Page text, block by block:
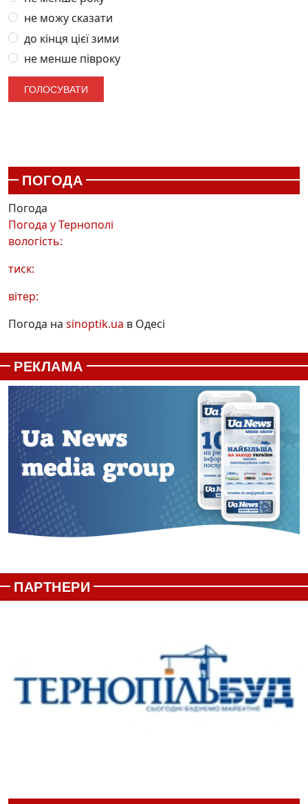
не можу сказати
до кінця цієї зими
не менше півроку
ПОГОДА
Погода
Погода уТернополі
вологість:
тиск:
вітер:
Погода на sinoptik.ua в Одесі
РЕКЛАМА
ПАРТНЕРИ